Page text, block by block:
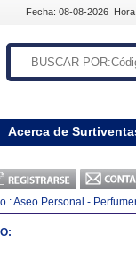
Fecha: 08-08-2026
Acerca de
: Aseo Personal -